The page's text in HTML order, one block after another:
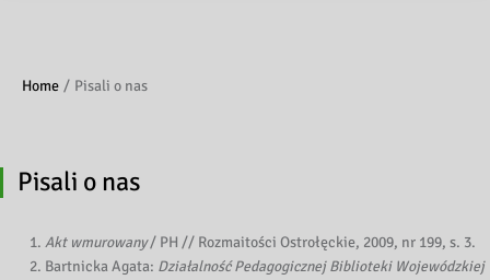
Home Pisali o nas
Pisali o nas
Akt wmurowany/ PH // Rozmaitości Ostrołęckie, 2009, nr 199, s. 3.
Bartnicka Agata: Działalność Pedagogicznej Biblioteki Wojewódzkiej